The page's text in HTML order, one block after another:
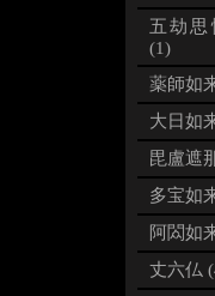
五劫思
(1)
薬師如
大日如
毘盧遮
多宝如
阿閦如
丈六仏